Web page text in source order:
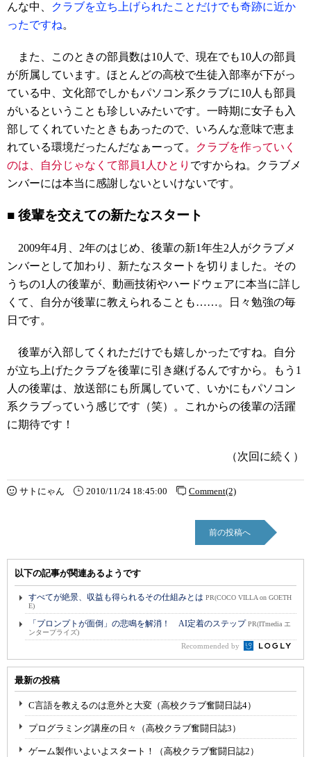
んな中、
クラブを立ち上げられたことだけでも奇跡に近か
ったですね。
また、このときの部員数は10人で、現在でも10人の部員
が所属しています。ほとんどの高校で生徒入部率が下がっ
ている中、文化部でしかもパソコン系クラブに10人も部員
がいるということも珍しいみたいです。一時期に女子も入
部してくれていたときもあったので、いろんな意味で恵ま
れている環境だったんだなぁーって。
クラブを作っていく
のは、自分じゃなくて部員1人ひとり ですからね。クラブメ
ンバーには本当に感謝しないといけないです。
■ 後輩を交えての新たなスタート
2009年4月、2年のはじめ、後輩の新1年生2人がクラブメ
ンバーとして加わり、新たなスタートを切りました。その
うちの1人の後輩が、動画技術やハードウェアに本当に詳し
くて、自分が後輩に教えられることも……。日々勉強の毎
日です。
後輩が入部してくれただけでも嬉しかったですね。自分
が立ち上げたクラブを後輩に引き継げるんですから。もう1
人の後輩は、放送部にも所属していて、いかにもパソコン
系クラブっていう感じです（笑）。これからの後輩の活躍
に期待です！
（次回に続く）
サトにゃん 2010/11/24 18:45:00 Comment(2)
前の投稿へ
以下の記事が関連あるようです
すべてが絶景、収益も得られるその仕組みとは PR(COCO VILLA on GOETH
E)
「プロンプトが面倒」の悲鳴を解消！ AI定着のステップPR(ITmedia エ
ンタープライズ)
Recommended by
最新の投稿
C言語を教えるのは意外と大変（高校クラブ奮闘日誌4）
プログラミング講座の日々（高校クラブ奮闘日誌3）
ゲーム製作いよいよスタート！（高校クラブ奮闘日誌2）